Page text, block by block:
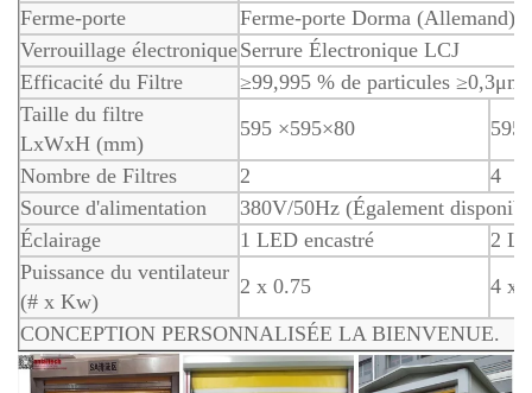
Ferme-porte
Ferme-porte Dorma (Allemand)
Verrouillage électroniqueSerrure Électronique LCJ
Efficacité du Filtre
≥99,995 % de particules ≥0,3μm
Taille du filtre
LxWxH (mm)
595 ×595×80
595
Nombre de Filtres
2
4
Source d'alimentation
380V/50Hz (Également
Éclairage
1 LED encastré
2
Puissance du ventilateur
(# x Kw)
2 x 0.75
4 x
CONCEPTION PERSONNALISÉE LA BIENVENUE.